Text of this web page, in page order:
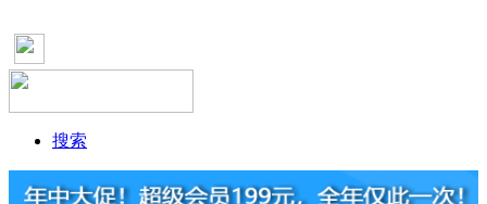
搜索